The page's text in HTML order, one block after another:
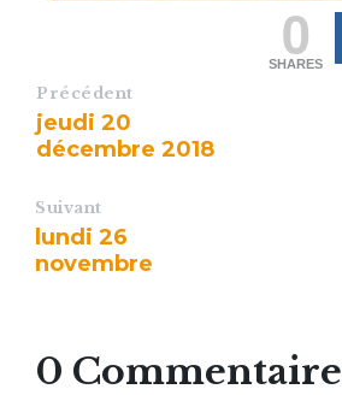
0
SHARES
Précédent
jeudi 20
décembre 2018
Suivant
lundi 26
novembre
0 Commentaire